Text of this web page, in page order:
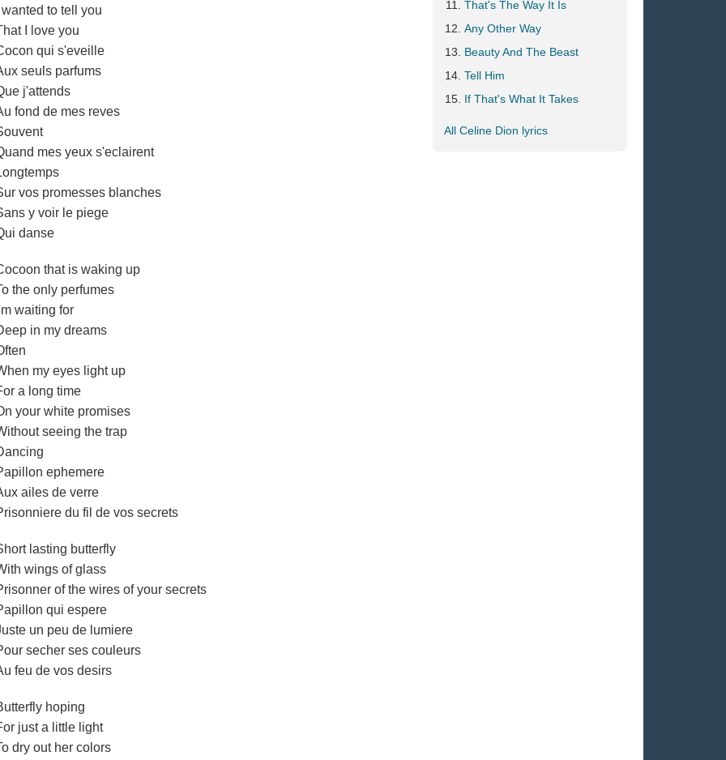
wanted to tell you
I love you
qui s'eveille
seuls parfums
j'attends
fond de mes reves
mes yeux s'eclairent
vos promesses blanches
y voir le piege
danse
that is waking up
the only perfumes
waiting for
in my dreams
my eyes light up
a long time
your white promises
seeing the trap
ephemere
ailes de verre
du fil de vos secrets
lasting butterfly
wings of glass
of the wires of your secrets
qui espere
un peu de lumiere
secher ses couleurs
feu de vos desirs
hoping
just a little light
dry out her colors
That's The Way It Is
Any Other Way
Beauty And The Beast
Tell Him
If That's What It Takes
All Celine Dion lyrics